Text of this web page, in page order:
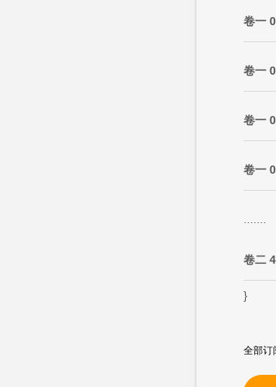
卷一
卷一
卷一
卷一
卷二
}
全部订